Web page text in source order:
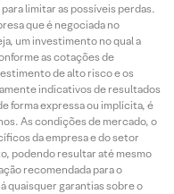
limitar as possíveis perdas.
que é negociada no
um investimento no qual a
as cotações de
de alto risco e os
indicativos de resultados
forma expressa ou implícita, é
As condições de mercado, o
da empresa e do setor
podendo resultar até mesmo
recomendada para o
quaisquer garantias sobre o